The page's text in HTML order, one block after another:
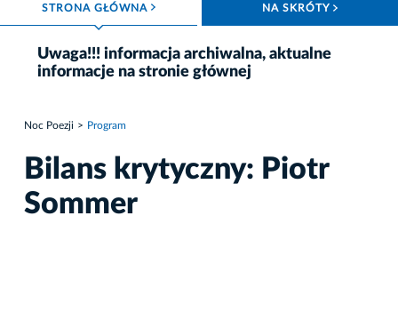
STRONA GŁÓWNA ROZWIŃ MENU NA SKRÓTY
Uwaga!!! informacja archiwalna, aktualne
informacje na stronie głównej
Noc Poezji Program
Bilans krytyczny: Piotr
Sommer